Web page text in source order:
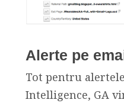
Alerte pe
Tot pentru
Intelligence, GA